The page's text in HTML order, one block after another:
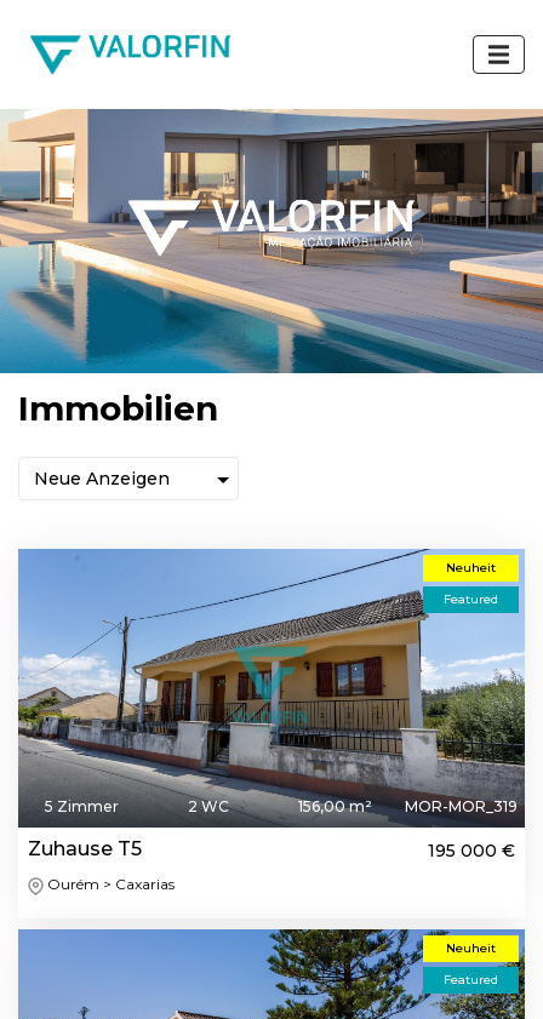
Immobilien
Neuheit
Featured
5 Zimmer 2 WC 156,00 m² MOR-MOR_319
Zuhause T5 195 000 €
Ourém > Caxarias
Neuheit
Featured